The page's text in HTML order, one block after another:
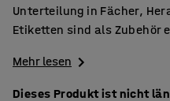
Unterteilung in Fächer,
Etiketten sind als Zubehör
Mehr lesen
Dieses Produkt ist nicht